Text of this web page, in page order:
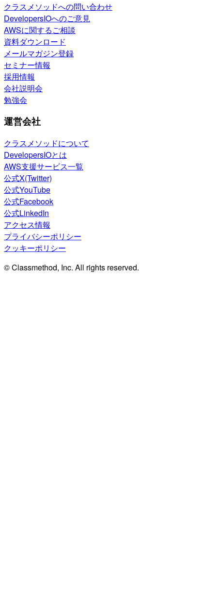
クラスメソッドへの問い合わせ
DevelopersIOへのご意見
AWSに関するご相談
資料ダウンロード
メールマガジン登録
セミナー情報
採用情報
会社説明会
勉強会
運営会社
クラスメソッドについて
DevelopersIOとは
AWS支援サービス一覧
公式X(Twitter)
公式YouTube
公式Facebook
公式LinkedIn
アクセス情報
プライバシーポリシー
クッキーポリシー
© Classmethod, Inc. All rights reserved.